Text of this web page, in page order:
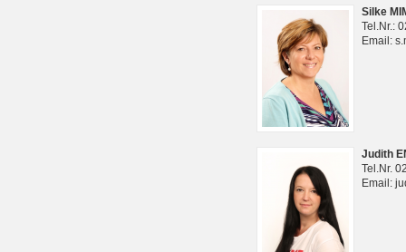
Silke
Tel.Nr.:
Email:
Judith
Tel.Nr.
Email: